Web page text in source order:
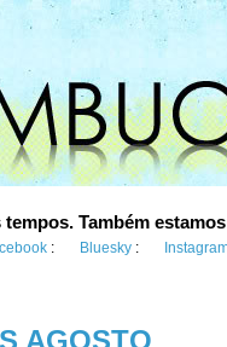
Também
: Bluesky :
AGOSTO